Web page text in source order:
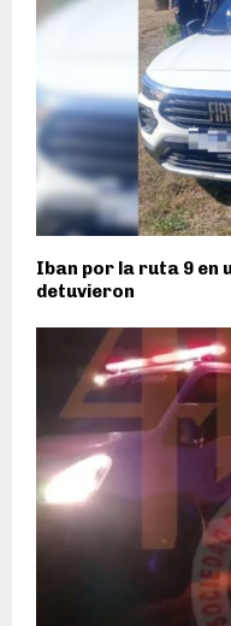
Iban por la ruta 9 en
detuvieron